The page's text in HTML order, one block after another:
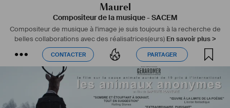
Maurel
Compositeur de la musique-SACEM
Compositeur de musique à l'image je suis toujours à la recherche de
belles collaborations avec des réalisatrices(eurs) En savoir plus >
CONTACTER PARTAGER
CONTACTER PARTAGER